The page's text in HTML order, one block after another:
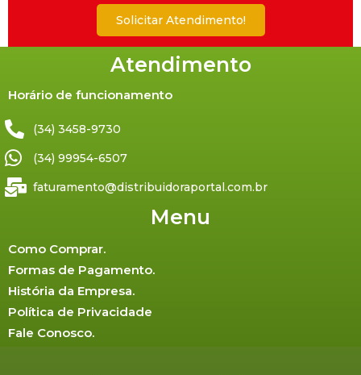
Solicitar Atendimento!
Atendimento
Horário de funcionamento
(34) 3458-9730
(34) 99954-6507
faturamento@distribuidoraportal.com.br
Menu
Como Comprar.
Formas de Pagamento.
História da Empresa.
Política de Privacidade
Fale Conosco.